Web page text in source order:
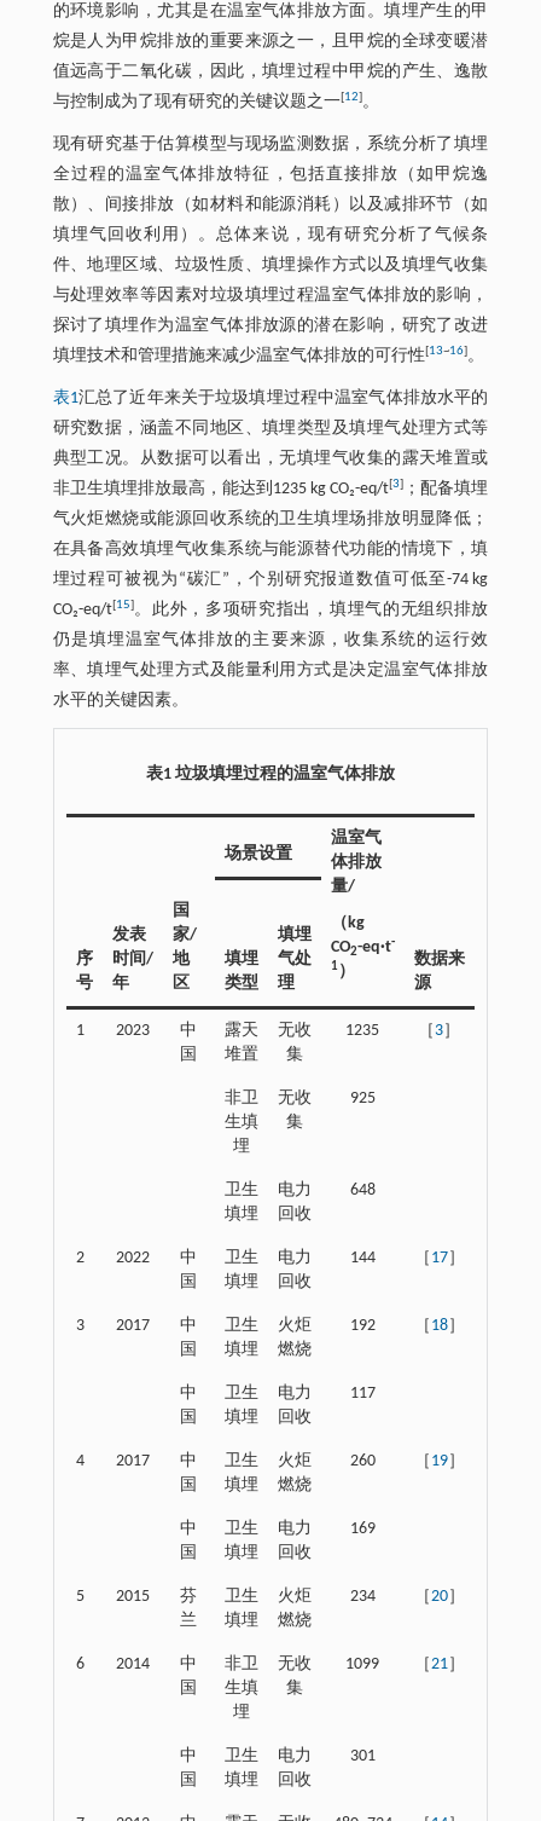
的环境影响，尤其是在温室气体排放方面。填埋产生的甲
烷是人为甲烷排放的重要来源之一，且甲烷的全球变暖潜
值远高于二氧化碳，因此，填埋过程中甲烷的产生、逸散
与控制成为了现有研究的关键议题之一[12]。
现有研究基于估算模型与现场监测数据，系统分析了填埋
全过程的温室气体排放特征，包括直接排放（如甲烷逸
散）、间接排放（如材料和能源消耗）以及减排环节（如
填埋气回收利用）。总体来说，现有研究分析了气候条
件、地理区域、垃圾性质、填埋操作方式以及填埋气收集
与处理效率等因素对垃圾填埋过程温室气体排放的影响，
探讨了填埋作为温室气体排放源的潜在影响，研究了改进
填埋技术和管理措施来减少温室气体排放的可行性[13~16]。
表1汇总了近年来关于垃圾填埋过程中温室气体排放水平的
研究数据，涵盖不同地区、填埋类型及填埋气处理方式等
典型工况。从数据可以看出，无填埋气收集的露天堆置或
非卫生填埋排放最高，能达到1235 kg CO₂-eq/t[3]
；配备填埋
气火炬燃烧或能源回收系统的卫生填埋场排放明显降低；
在具备高效填埋气收集系统与能源替代功能的情境下，填
埋过程可被视为“碳汇”，个别研究报道数值可低至-74 kg
CO₂-eq/t[15]。此外，多项研究指出，填埋气的无组织排放
仍是填埋温室气体排放的主要来源，收集系统的运行效
率、填埋气处理方式及能量利用方式是决定温室气体排放
水平的关键因素。
表1 垃圾填埋过程的温室气体排放
序
号
发表
时间/
年
国
家/
地
区
场景设置
温室气
体排放
量/
（kg
CO2-eq·t-
1）
数据来
源
填埋
类型
填埋
气处
理
1 2023
中
国
露天
堆置
无收
集
1235 3
非卫
生填
埋
无收
集
925
卫生
填埋
电力
回收
648
2 2022
中
国
卫生
填埋
电力
回收
144 17］
3 2017
中
国
卫生
填埋
火炬
燃烧
192 18］
中
国
卫生
填埋
电力
回收
117
4 2017
中
国
卫生
填埋
火炬
燃烧
260 19］
中
国
卫生
填埋
电力
回收
169
5 2015
芬
兰
卫生
填埋
火炬
燃烧
234 20］
6 2014
中
国
非卫
生填
埋
无收
集
1099 21］
中
国
卫生
填埋
电力
回收
301